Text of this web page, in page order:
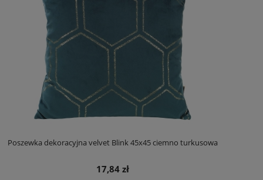
Poszewka dekoracyjna velvet Blink 45x45 ciemno turkusowa
17,84 zł